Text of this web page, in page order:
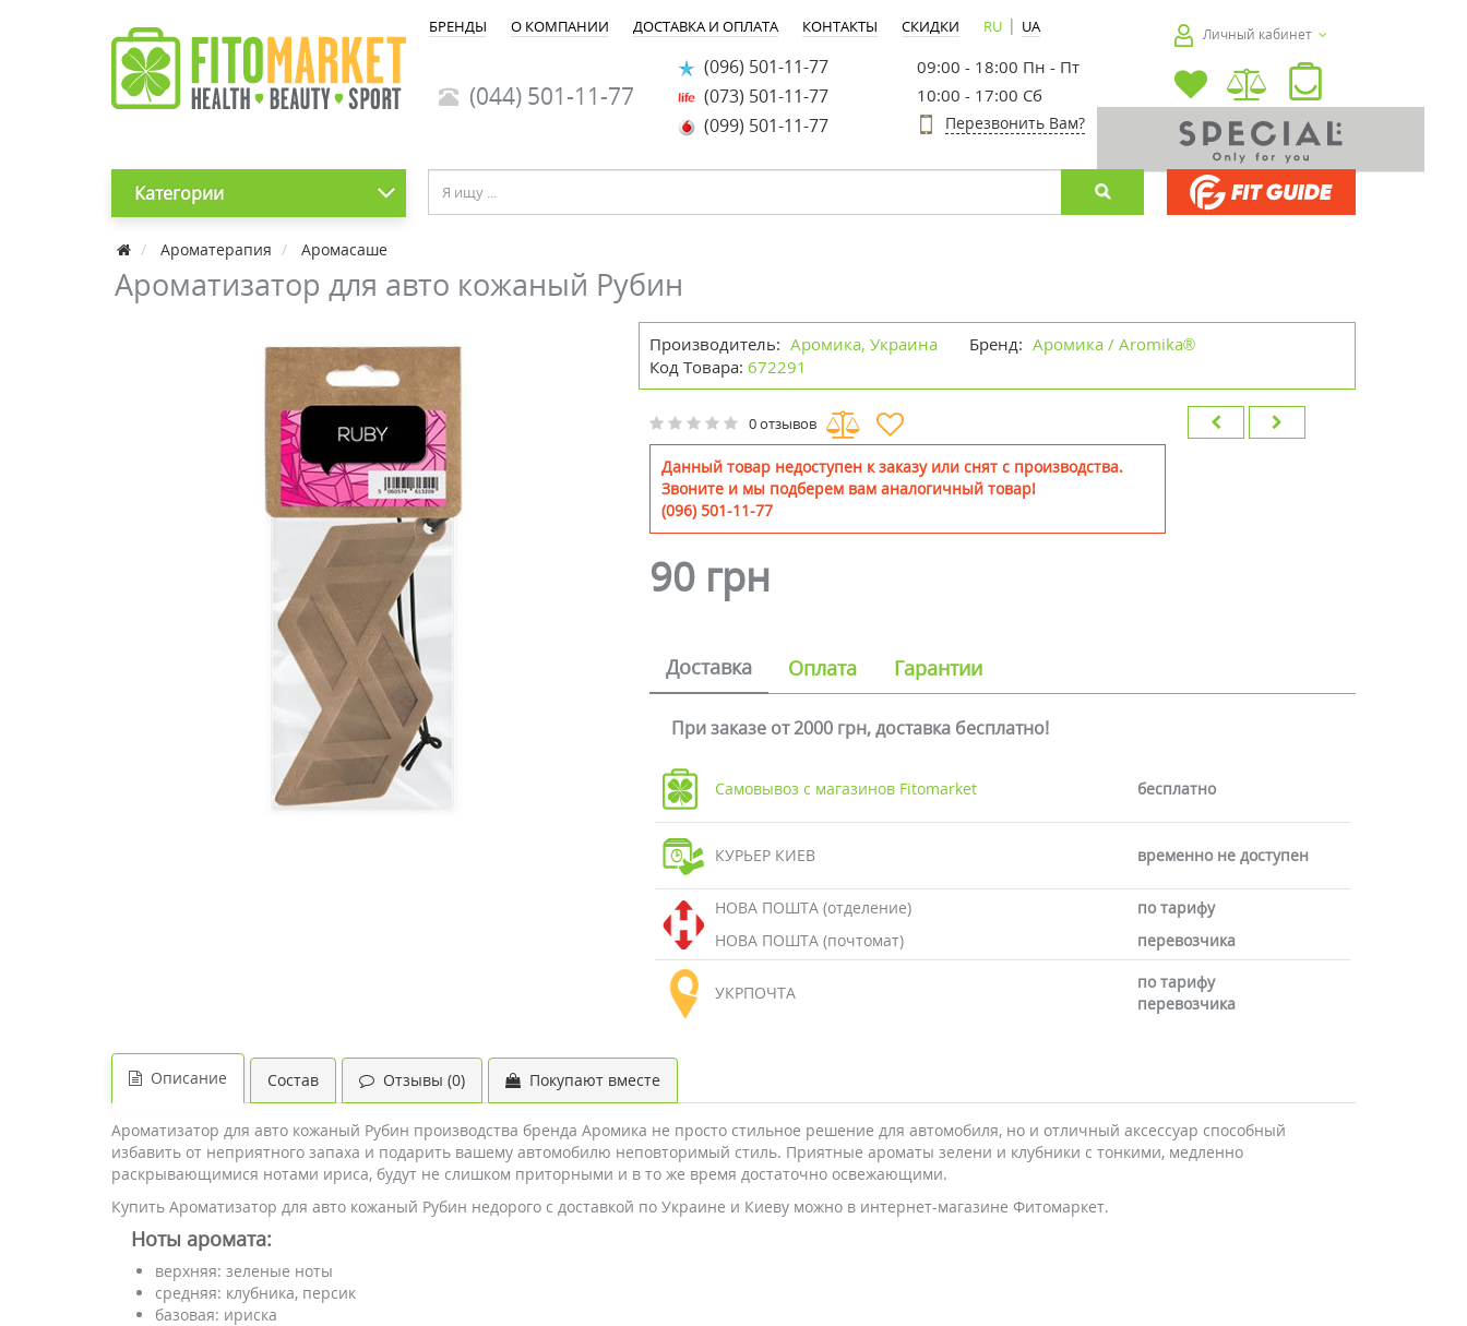
БРЕНДЫ О КОМПАНИИ ДОСТАВКА И ОПЛАТА КОНТАКТЫ СКИДКИ RU | UA
(044) 501-11-77
(096) 501-11-77
(073) 501-11-77
(099) 501-11-77
09:00 - 18:00 Пн - Пт
10:00 - 17:00 Сб
Перезвонить Вам?
Личный кабинет
Категории
Ароматерапия Аромасаше
Ароматизатор для авто кожаный Рубин
Производитель: Аромика, Украина Бренд: Аромика / Aromika®
Код Товара: 672291
0 отзывов
Данный товар недоступен к заказу или снят с производства.
Звоните и мы подберем вам аналогичный товар!
(096) 501-11-77
90 грн
Доставка Оплата Гарантии
При заказе от 2000 грн, доставка бесплатно!
Самовывоз с магазинов Fitomarket бесплатно
КУРЬЕР КИЕВ временно не доступен
НОВА ПОШТА (отделение)
по тарифу
НОВА ПОШТА (почтомат)
перевозчика
УКРПОЧТА
по тарифу
перевозчика
Описание Состав Отзывы (0) Покупают вместе
Ароматизатор для авто кожаный Рубин производства бренда Аромика не просто стильное решение для автомобиля, но и отличный аксессуар способный
избавить от неприятного запаха и подарить вашему автомобилю неповторимый стиль. Приятные ароматы зелени и клубники с тонкими, медленно
раскрывающимися нотами ириса, будут не слишком приторными и в то же время достаточно освежающими.
Купить Ароматизатор для авто кожаный Рубин недорого с доставкой по Украине и Киеву можно в интернет-магазине Фитомаркет.
Ноты аромата:
верхняя: зеленые ноты
средняя: клубника, персик
базовая: ириска